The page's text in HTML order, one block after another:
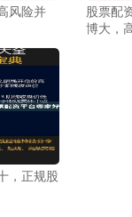
风险并
股票配
博大，
，正规股